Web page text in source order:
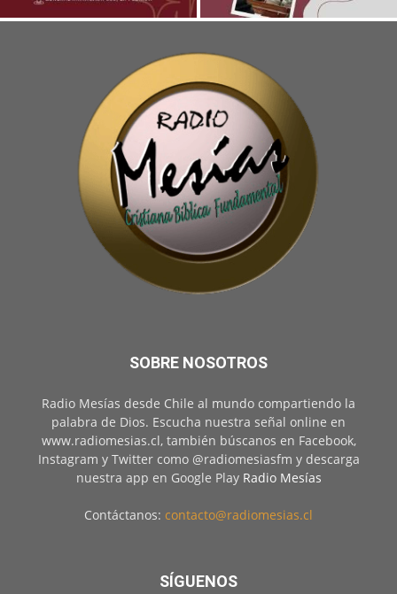
SOBRE NOSOTROS
Radio Mesías desde Chile al mundo compartiendo la
palabra de Dios. Escucha nuestra señal online en
www.radiomesias.cl, también búscanos en Facebook,
Instagram y Twitter como @radiomesiasfm y descarga
nuestra app en Google Play Radio Mesías
Contáctanos: contacto@radiomesias.cl
SÍGUENOS